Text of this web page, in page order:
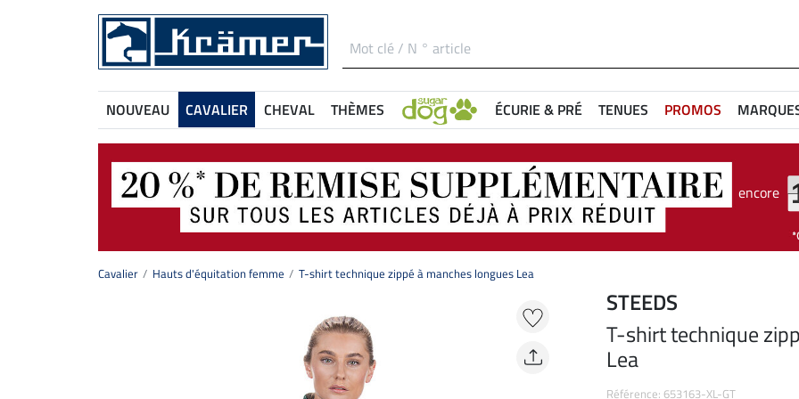
NOUVEAU CAVALIER CHEVAL THÈMES ÉCURIE & PRÉ TENUES PROMOS
encore
Cavalier Hauts d'équitation femme T-shirt technique zippé à manches longues Lea
STEEDS
T-shirt technique
Lea
Référence: 653163-XL-GT